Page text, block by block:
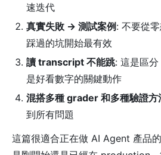
速迭代
真實失敗 → 測試案例 : 不要從
踩過的坑開始最有效
讀 transcript 不能跳: 這是區
是好看數字的關鍵動作
混搭多種 grader 和多種驗證方
到所有問題
這篇很適合正在做 AI Agent 產品